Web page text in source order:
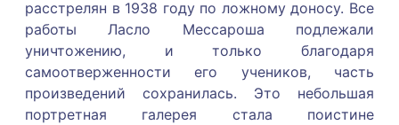
расстрелян в 1938 году по ложному доносу. Все
работы Ласло Мессароша подлежали
уничтожению, и только благодаря
самоотверженности его учеников, часть
произведений сохранилась. Это небольшая
портретная галерея стала поистине